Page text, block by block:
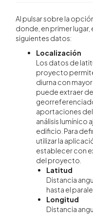
Al pulsar sobre la
donde, en primer
siguientes datos:
Localización
Los datos de
proyecto
diurna con
puede extraer
aportaciones
análisis lumínico
edificio. Para
utilizar la
establecer con
del proyecto.
Latitud
Distancia
hasta el
Longitud
Distancia